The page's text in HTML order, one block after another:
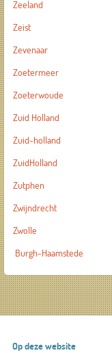
Zeeland
Zeist
Zevenaar
Zoetermeer
Zoeterwoude
Zuid Holland
Zuid-holland
ZuidHolland
Zutphen
Zwijndrecht
Zwolle
Burgh-Haamstede
Op deze website